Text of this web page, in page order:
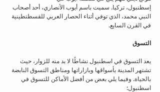
إسطنبول، تركيا. سميت باسم أيوب الأنصاري، أحد أصحاب
النبي محمد، الذي توفي أثناء الحصار العربي للقسطنطينية
في القرن السابع.
التسوق
يعد التسوق في اسطنبول نشاطًا لا بد منه للزوار، حيث
تشتهر المدينة بأسواقها وبازاراتها ومناطق التسوق النابضة
بالحياة. وفيما يلي بعض من أفضل الأماكن للتسوق في
اسطنبول: